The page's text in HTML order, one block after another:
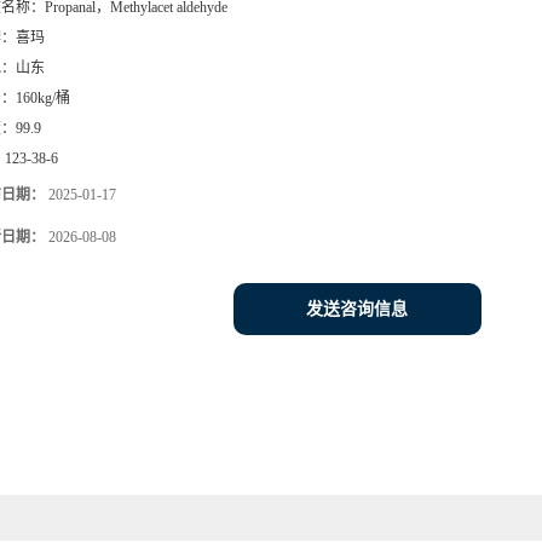
称： Propanal，Methylacet aldehyde
喜玛
山东
160kg/桶
99.9
123-38-6
期： 2025-01-17
期： 2026-08-08
发送咨询信息